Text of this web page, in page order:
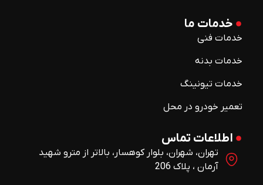
خدمات ما
خدمات فنی
خدمات بدنه
خدمات تیونینگ
تعمیر خودرو در محل
اطلاعات تماس
تهران، شهران، بلوار کوهسار، بالاتر از مترو شهید
آرمان ، پلاک 206